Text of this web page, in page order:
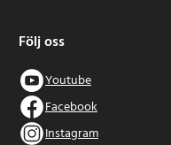
Följ oss
Youtube
Facebook
Instagram